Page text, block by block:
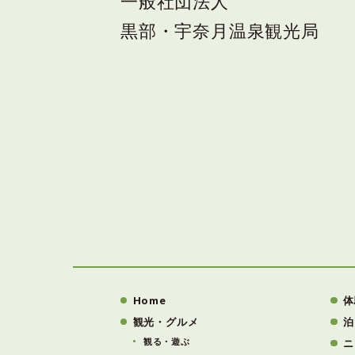
黒部・宇奈月温泉観光局
Home
観光・グルメ
観る・遊ぶ